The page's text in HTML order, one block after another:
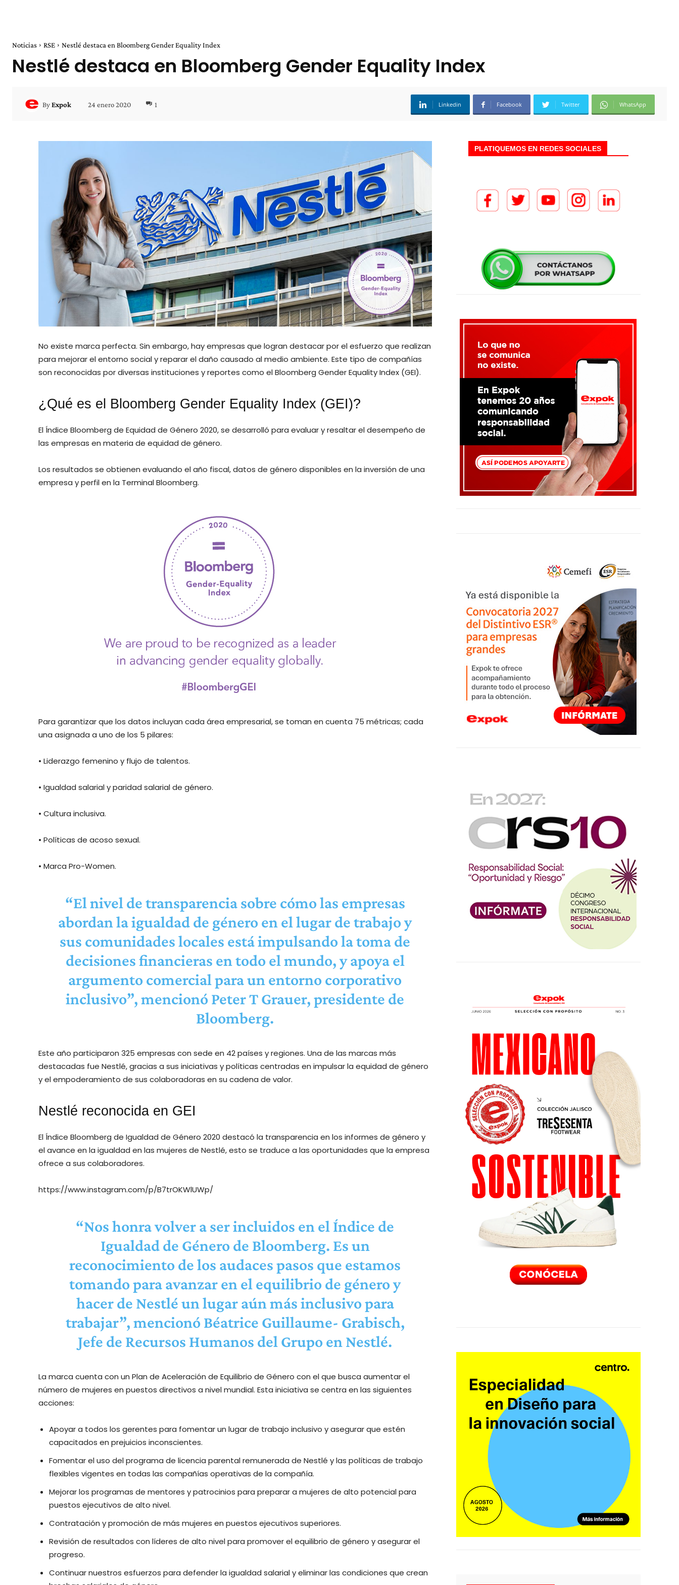
Noticias RSE Nestlé destaca en Bloomberg Gender Equality Index
Nestlé destaca en Bloomberg Gender Equality Index
ByExpok 24 enero 2020 1 Linkedin Facebook Twitter WhatsApp
No existe marca perfecta. Sin embargo, hay empresas que logran destacar por el esfuerzo que realizan
para mejorar el entorno social y reparar el daño causado al medio ambiente. Este tipo de compañías
son reconocidas por diversas instituciones y reportes como el Bloomberg Gender Equality Index (GEI).
¿Qué es el Bloomberg Gender Equality Index (GEI)?
El Índice Bloomberg de Equidad de Género 2020, se desarrolló para evaluar y resaltar el desempeño de
las empresas en materia de equidad de género.
Los resultados se obtienen evaluando el año fiscal, datos de género disponibles en la inversión de una
empresa y perfil en la Terminal Bloomberg.
Para garantizar que los datos incluyan cada área empresarial, se toman en cuenta 75 métricas; cada
una asignada a uno de los 5 pilares:
• Liderazgo femenino y flujo de talentos.
• Igualdad salarial y paridad salarial de género.
• Cultura inclusiva.
• Políticas de acoso sexual.
• Marca Pro-Women.
“El nivel de transparencia sobre cómo las empresas
abordan la igualdad de género en el lugar de trabajo y
sus comunidades locales está impulsando la toma de
decisiones financieras en todo el mundo, y apoya el
argumento comercial para un entorno corporativo
inclusivo”, mencionó Peter T Grauer, presidente de
Bloomberg.
Este año participaron 325 empresas con sede en 42 países y regiones. Una de las marcas más
destacadas fue Nestlé, gracias a sus iniciativas y políticas centradas en impulsar la equidad de género
y el empoderamiento de sus colaboradoras en su cadena de valor.
Nestlé reconocida en GEI
El Índice Bloomberg de Igualdad de Género 2020 destacó la transparencia en los informes de género y
el avance en la igualdad en las mujeres de Nestlé, esto se traduce a las oportunidades que la empresa
ofrece a sus colaboradores.
https://www.instagram.com/p/B7trOKWlUWp/
“Nos honra volver a ser incluidos en el Índice de
Igualdad de Género de Bloomberg. Es un
reconocimiento de los audaces pasos que estamos
tomando para avanzar en el equilibrio de género y
hacer de Nestlé un lugar aún más inclusivo para
trabajar”, mencionó Béatrice Guillaume- Grabisch,
Jefe de Recursos Humanos del Grupo en Nestlé.
La marca cuenta con un Plan de Aceleración de Equilibrio de Género con el que busca aumentar el
número de mujeres en puestos directivos a nivel mundial. Esta iniciativa se centra en las siguientes
acciones:
Apoyar a todos los gerentes para fomentar un lugar de trabajo inclusivo y asegurar que estén
capacitados en prejuicios inconscientes.
Fomentar el uso del programa de licencia parental remunerada de Nestlé y las políticas de trabajo
flexibles vigentes en todas las compañías operativas de la compañía.
Mejorar los programas de mentores y patrocinios para preparar a mujeres de alto potencial para
puestos ejecutivos de alto nivel.
Contratación y promoción de más mujeres en puestos ejecutivos superiores.
Revisión de resultados con líderes de alto nivel para promover el equilibrio de género y asegurar el
progreso.
Continuar nuestros esfuerzos para defender la igualdad salarial y eliminar las condiciones que crean
PLATIQUEMOS EN REDES SOCIALES